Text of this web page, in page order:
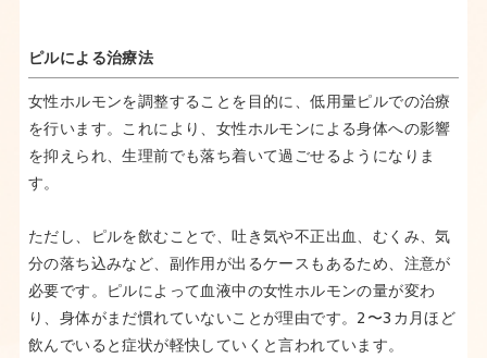
ピルによる治療法
女性ホルモンを調整することを目的に、低用量ピルでの治療
を行います。これにより、女性ホルモンによる身体への影響
を抑えられ、生理前でも落ち着いて過ごせるようになりま
す。
ただし、ピルを飲むことで、吐き気や不正出血、むくみ、気
分の落ち込みなど、副作用が出るケースもあるため、注意が
必要です。ピルによって血液中の女性ホルモンの量が変わ
り、身体がまだ慣れていないことが理由です。2〜3カ月ほど
飲んでいると症状が軽快していくと言われています。